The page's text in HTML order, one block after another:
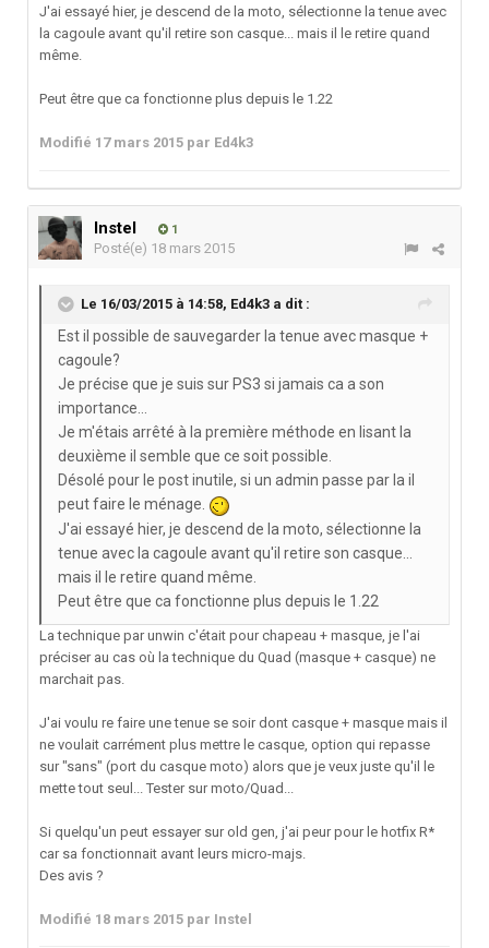
J'ai essayé hier, je descend de la moto, sélectionne la tenue avec
la cagoule avant qu'il retire son casque... mais il le retire quand
même.
Peut être que ca fonctionne plus depuis le 1.22
Modifié 17 mars 2015 par Ed4k3
Instel 1
Posté(e) 18 mars 2015
Le 16/03/2015 à 14:58, Ed4k3 a dit :
Est il possible de sauvegarder la tenue avec masque +
cagoule?
Je précise que je suis sur PS3 si jamais ca a son
importance...
Je m'étais arrêté à la première méthode en lisant la
deuxième il semble que ce soit possible.
Désolé pour le post inutile, si un admin passe par la il
peut faire le ménage.
J'ai essayé hier, je descend de la moto, sélectionne la
tenue avec la cagoule avant qu'il retire son casque...
mais il le retire quand même.
Peut être que ca fonctionne plus depuis le 1.22
La technique par unwin c'était pour chapeau + masque, je l'ai
préciser au cas où la technique du Quad (masque + casque) ne
marchait pas.
J'ai voulu re faire une tenue se soir dont casque + masque mais il
ne voulait carrément plus mettre le casque, option qui repasse
sur "sans" (port du casque moto) alors que je veux juste qu'il le
mette tout seul... Tester sur moto/Quad...
Si quelqu'un peut essayer sur old gen, j'ai peur pour le hotfix R*
car sa fonctionnait avant leurs micro-majs.
Des avis ?
Modifié 18 mars 2015 par Instel